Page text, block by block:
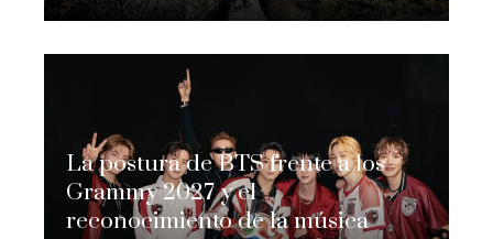
La postura de BTS frente a los
Grammy 2027 y el
reconocimiento de la música